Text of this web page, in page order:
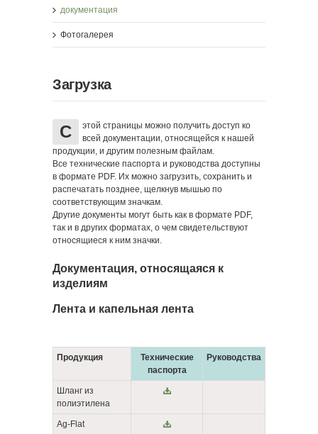
документация
Фотогалерея
Загрузка
С
этой страницы можно получить доступ ко
всей документации, относящейся к нашей
продукции, и другим полезным файлам.
Все технические паспорта и руководства доступны
в формате PDF. Их можно загрузить, сохранить и
распечатать позднее, щелкнув мышью по
соответствующим значкам.
Другие документы могут быть как в формате PDF,
так и в других форматах, о чем свидетельствуют
относящиеся к ним значки.
Документация, относящаяся к
изделиям
Лента и капельная лента
Продукция
Технические
паспорта
Руководства
Шланг из
полиэтилена
Ag-Flat